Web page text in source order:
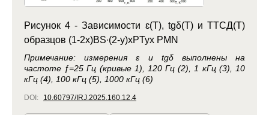
Рисунок 4 - Зависимости ɛ(T), tgδ(T) и ТТСД(Т)
образцов (1-2x)BS∙(2-y)xPTyx PMN
Примечание: измерения ɛ и tgδ выполнены на
частоте ƒ=25 Гц (кривые 1), 120 Гц (2), 1 кГц (3), 10
кГц (4), 100 кГц (5), 1000 кГц (6)
DOI: 10.60797/IRJ.2025.160.12.4